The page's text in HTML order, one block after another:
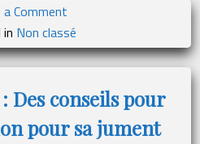
a Comment
Pourquoi
Wikipédia
refuse
vérifier
l’âge
Non classé
Des conseils pour
pour sa jument